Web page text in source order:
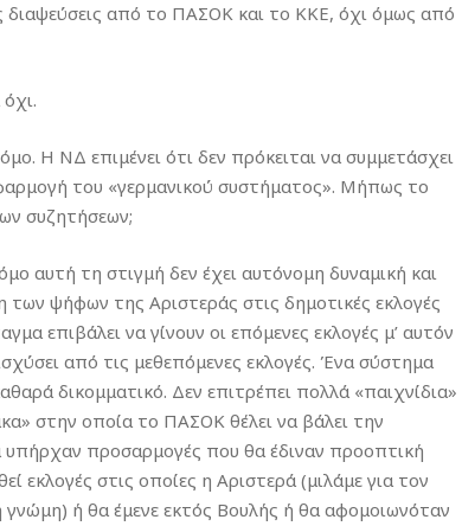
διαψεύσεις από το ΠΑΣΟΚ και το ΚΚΕ, όχι όμως από
Η ΝΔ επιμένει ότι δεν πρόκειται να συμμετάσχει
του «γερμανικού συστήματος». Μήπως το
συζητήσεων;
αυτή τη στιγμή δεν έχει αυτόνομη δυναμική και
ψήφων της Αριστεράς στις δημοτικές εκλογές
επιβάλει να γίνουν οι επόμενες εκλογές μ’ αυτόν
από τις μεθεπόμενες εκλογές. Ένα σύστημα
δικομματικό. Δεν επιτρέπει πολλά «παιχνίδια»
στην οποία το ΠΑΣΟΚ θέλει να βάλει την
προσαρμογές που θα έδιναν προοπτική
εκλογές στις οποίες η Αριστερά (μιλάμε για τον
ή θα έμενε εκτός Βουλής ή θα αφομοιωνόταν